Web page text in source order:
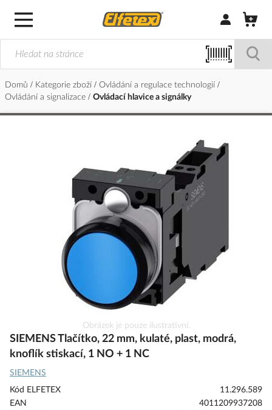
Přihlásit/
Domů Kategorie zboží
Ovládání a regulace technologií
Ovládání a signalizace
Ovládací hlavice a signálky
na
začátek
s
obrázky
Obrázek je pouze ilustrativní.
SIEMENS Tlačítko, 22 mm, kulaté, plast, modrá,
knoflík stiskací, 1 NO + 1 NC
SIEMENS
Kód ELFETEX
11.296.589
EAN
4011209937208